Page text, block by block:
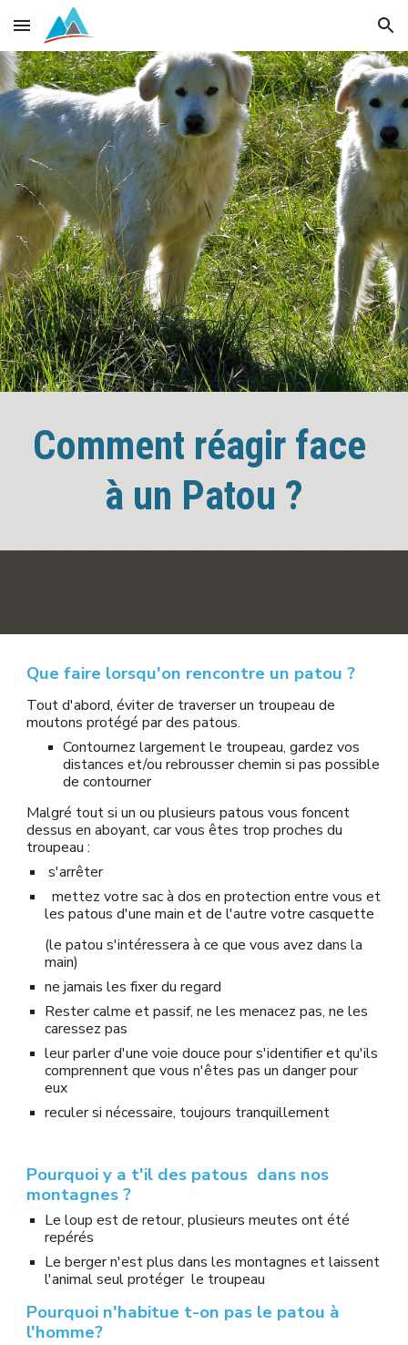
Skip to main content Skip to navigation
Comment réagir face
à un Patou ?
Que faire lorsqu'on rencontre un patou ?
Tout d'abord, éviter de traverser un troupeau de
moutons protégé par des patous.
Contournez largement le troupeau, gardez vos
distances et/ou rebrousser chemin si pas possible
de contourner
Malgré tout si un ou plusieurs patous vous foncent
dessus en aboyant, car vous êtes trop proches du
troupeau :
s'arrêter
  mettez votre sac à dos en protection entre vous et
les patous d'une main et de l'autre votre casquette
(le patou s'intéressera à ce que vous avez dans la
main)
ne jamais les fixer du regard
Rester calme et passif, ne les menacez pas, ne les
caressez pas
leur parler d'une voie douce pour s'identifier et qu'ils
comprennent que vous n'êtes pas un danger pour
eux
reculer si nécessaire, toujours tranquillement
Pourquoi y a t'il des patous  dans nos
montagnes ?
Le loup est de retour, plusieurs meutes ont été
repérés
Le berger n'est plus dans les montagnes et laissent
l'animal seul protéger  le troupeau
Pourquoi n'habitue t-on pas le patou à
l'homme?